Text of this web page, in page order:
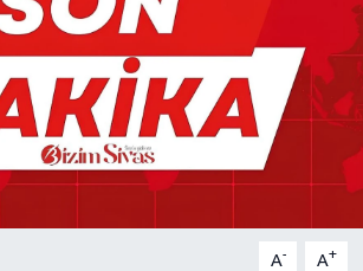
A- A+
YAZI